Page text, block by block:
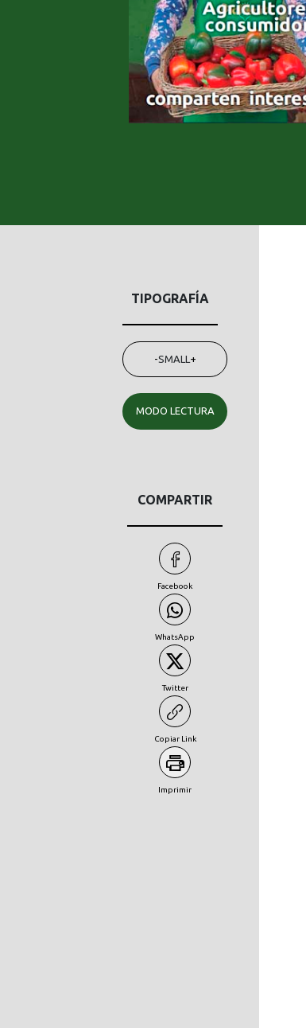
TIPOGRAFÍA
-SMALL +
MODO LECTURA
COMPARTIR
Facebook
WhatsApp
Twitter
Copiar Link
Imprimir